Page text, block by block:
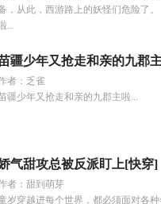
，从此，西游路上的妖怪们危险
...
疆少年又抢走和亲的九郡
者：乏雀
疆少年又抢走和亲的九郡主啦...
气甜攻总被反派盯上[快穿]
者：甜到萌芽
岁穿越进每个世界，都必须面对各